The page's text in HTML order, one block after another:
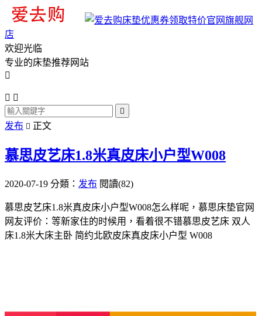
旗舰网
店
欢迎光临
专业的床垫推荐网站

 

发布  正文
慕思皮艺床1.8米真皮床小户型W008
2020-07-19 分類： 发布 閱讀(82)
慕思皮艺床1.8米真皮床小户型W008怎么样呢，慕思床垫官网
网友评价：等新家住的时候用，看着很不错慕思皮艺床 双人
床1.8米大床主卧 简约北欧皮床真皮床小户型 W008